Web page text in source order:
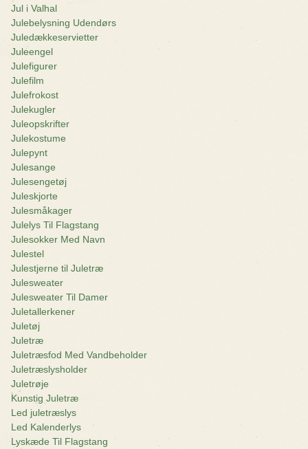
Jul i Valhal
Julebelysning Udendørs
Juledækkeservietter
Juleengel
Julefigurer
Julefilm
Julefrokost
Julekugler
Juleopskrifter
Julekostume
Julepynt
Julesange
Julesengetøj
Juleskjorte
Julesmåkager
Julelys Til Flagstang
Julesokker Med Navn
Julestel
Julestjerne til Juletræ
Julesweater
Julesweater Til Damer
Juletallerkener
Juletøj
Juletræ
Juletræsfod Med Vandbeholder
Juletræslysholder
Juletrøje
Kunstig Juletræ
Led juletræslys
Led Kalenderlys
Lyskæde Til Flagstang